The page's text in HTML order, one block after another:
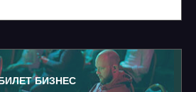
БИЗНЕС